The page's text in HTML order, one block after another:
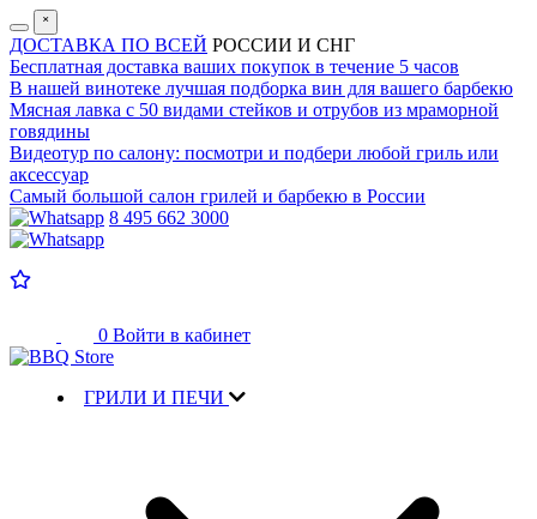
˟
ДОСТАВКА ПО ВСЕЙ РОССИИ И СНГ
Бесплатная доставка ваших покупок в течение 5 часов
В нашей винотеке лучшая подборка вин для вашего барбекю
Мясная лавка с 50 видами стейков и отрубов из мраморной
говядины
Видеотур по салону: посмотри и подбери любой гриль или
аксессуар
Самый большой салон грилей и барбекю в России
8 495 662 3000
0 Войти в кабинет
ГРИЛИ И ПЕЧИ